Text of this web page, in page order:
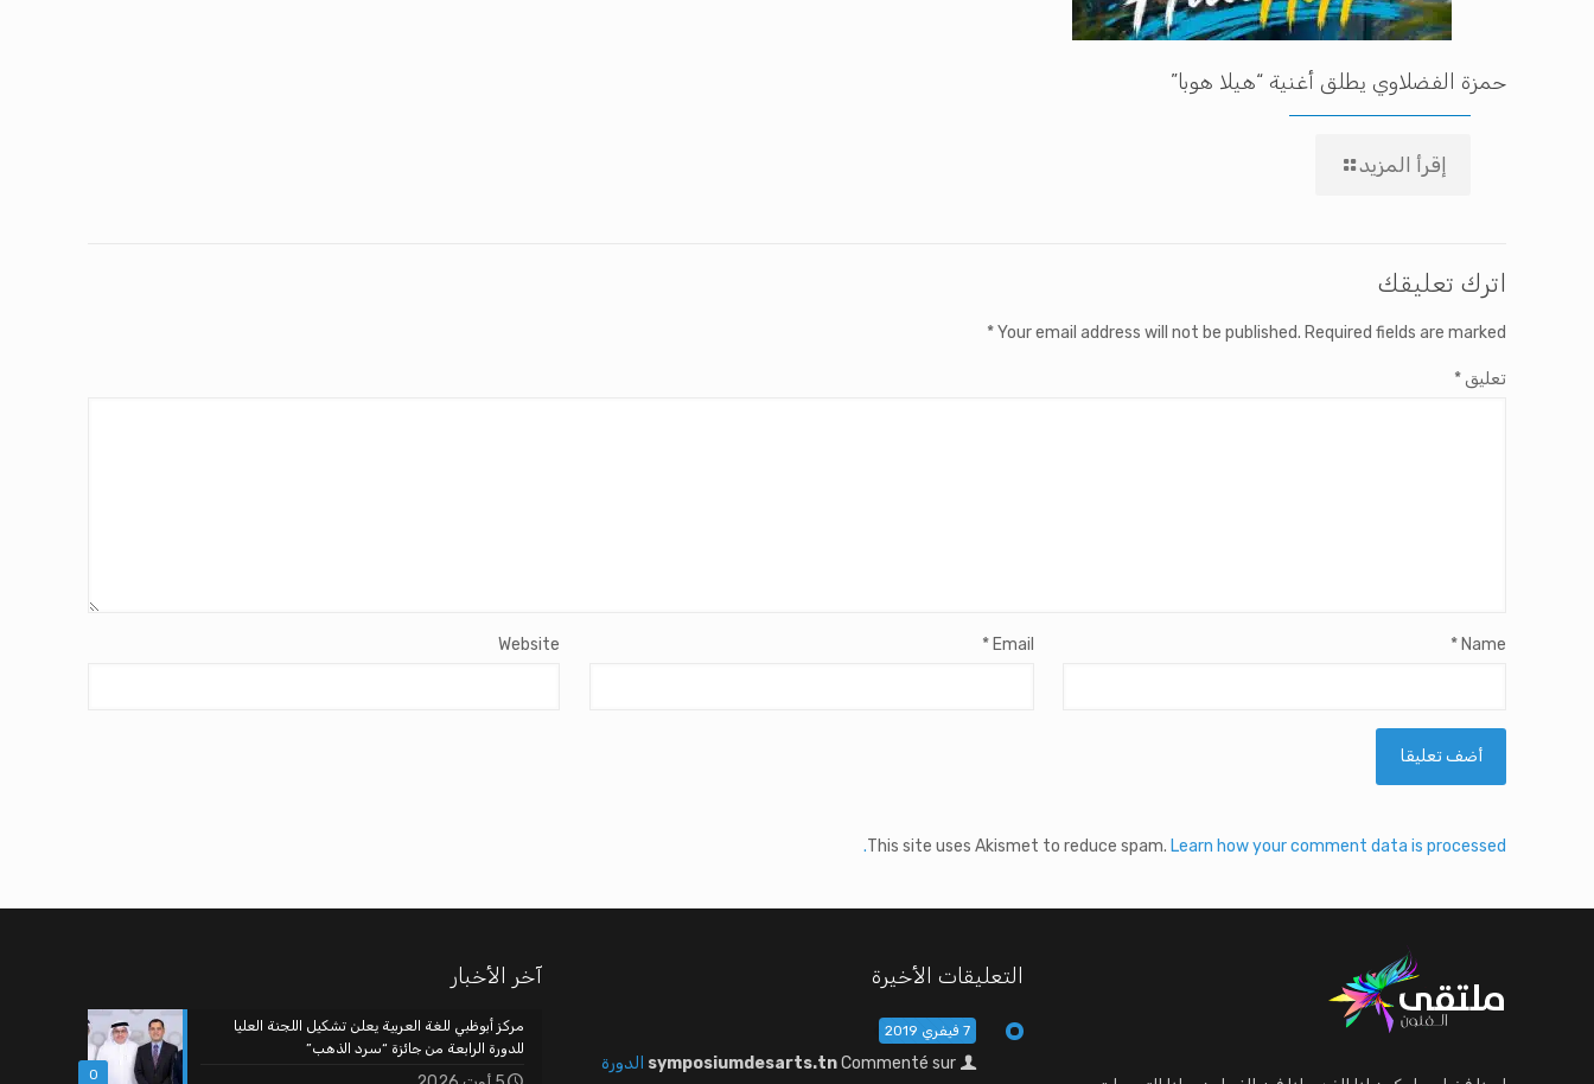
حمزة الفضلاوي يطلق أغنية “هيلا هوبا”
إقرأ المزيد
اترك تعليقك
Your email address will not be published. Required fields are marked
*
تعليق *
Name
*
Email
*
Website
This site uses Akismet to reduce spam. Learn how your comment data is processed.
التعليقات الأخيرة
7 فيفري 2019
symposiumdesarts.tnCommenté sur
الدورة
آخر الأخبار
0
مركز أبوظبي للغة العربية يعلن تشكيل اللجنة العليا
للدورة الرابعة من جائزة “سرد الذهب”